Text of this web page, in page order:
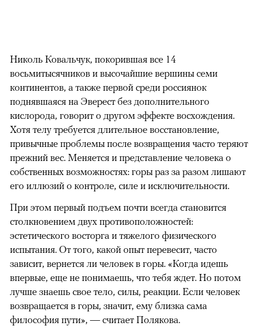
Николь Ковальчук, покорившая все 14
восьмитысячников и высочайшие вершины семи
континентов, а также первой среди россиянок
поднявшаяся на Эверест без дополнительного
кислорода, говорит о другом эффекте восхождения.
Хотя телу требуется длительное восстановление,
привычные проблемы после возвращения часто теряют
прежний вес. Меняется и представление человека о
собственных возможностях: горы раз за разом лишают
его иллюзий о контроле, силе и исключительности.
При этом первый подъем почти всегда становится
столкновением двух противоположностей:
эстетического восторга и тяжелого физического
испытания. От того, какой опыт перевесит, часто
зависит, вернется ли человек в горы. «Когда идешь
впервые, еще не понимаешь, что тебя ждет. Но потом
лучше знаешь свое тело, силы, реакции. Если человек
возвращается в горы, значит, ему близка сама
философия пути», — считает Полякова.